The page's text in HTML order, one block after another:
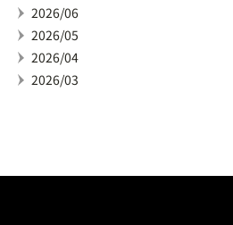
2026/06
2026/05
2026/04
2026/03